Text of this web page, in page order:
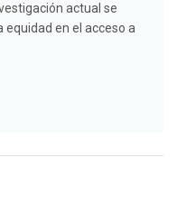
actual se
equidad en el acceso a